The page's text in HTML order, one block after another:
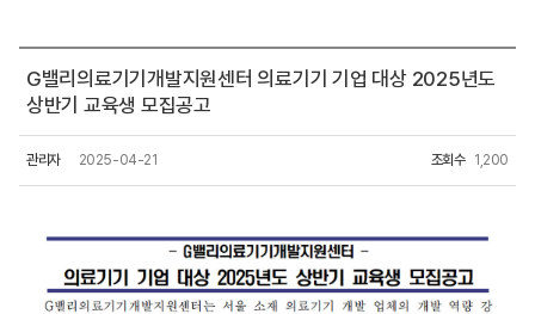
G밸리의료기기개발지원센터 의료기기 기업 대상 2025년도
상반기 교육생 모집공고
관리자 2025-04-21 조회수 1,200